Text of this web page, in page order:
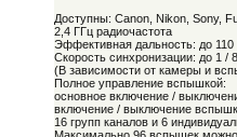
Доступны: Canon, Nikon, Sony,
2,4 ГГц радиочастота
Эффективная дальность: до 110
Скорость синхронизации: до 1 /
(В зависимости от камеры и
Полное управление вспышкой:
основное включение /
включение / выключение
16 групп каналов и 6